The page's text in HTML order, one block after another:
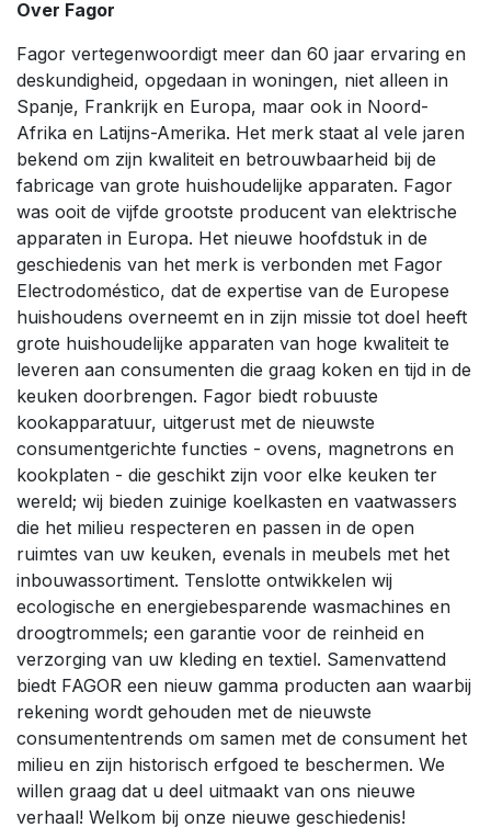
Over Fagor
Fagor vertegenwoordigt meer dan 60 jaar ervaring en
deskundigheid, opgedaan in woningen, niet alleen in
Spanje, Frankrijk en Europa, maar ook in Noord-
Afrika en Latijns-Amerika. Het merk staat al vele jaren
bekend om zijn kwaliteit en betrouwbaarheid bij de
fabricage van grote huishoudelijke apparaten. Fagor
was ooit de vijfde grootste producent van elektrische
apparaten in Europa. Het nieuwe hoofdstuk in de
geschiedenis van het merk is verbonden met Fagor
Electrodoméstico, dat de expertise van de Europese
huishoudens overneemt en in zijn missie tot doel heeft
grote huishoudelijke apparaten van hoge kwaliteit te
leveren aan consumenten die graag koken en tijd in de
keuken doorbrengen. Fagor biedt robuuste
kookapparatuur, uitgerust met de nieuwste
consumentgerichte functies - ovens, magnetrons en
kookplaten - die geschikt zijn voor elke keuken ter
wereld; wij bieden zuinige koelkasten en vaatwassers
die het milieu respecteren en passen in de open
ruimtes van uw keuken, evenals in meubels met het
inbouwassortiment. Tenslotte ontwikkelen wij
ecologische en energiebesparende wasmachines en
droogtrommels; een garantie voor de reinheid en
verzorging van uw kleding en textiel. Samenvattend
biedt FAGOR een nieuw gamma producten aan waarbij
rekening wordt gehouden met de nieuwste
consumententrends om samen met de consument het
milieu en zijn historisch erfgoed te beschermen. We
willen graag dat u deel uitmaakt van ons nieuwe
verhaal! Welkom bij onze nieuwe geschiedenis!